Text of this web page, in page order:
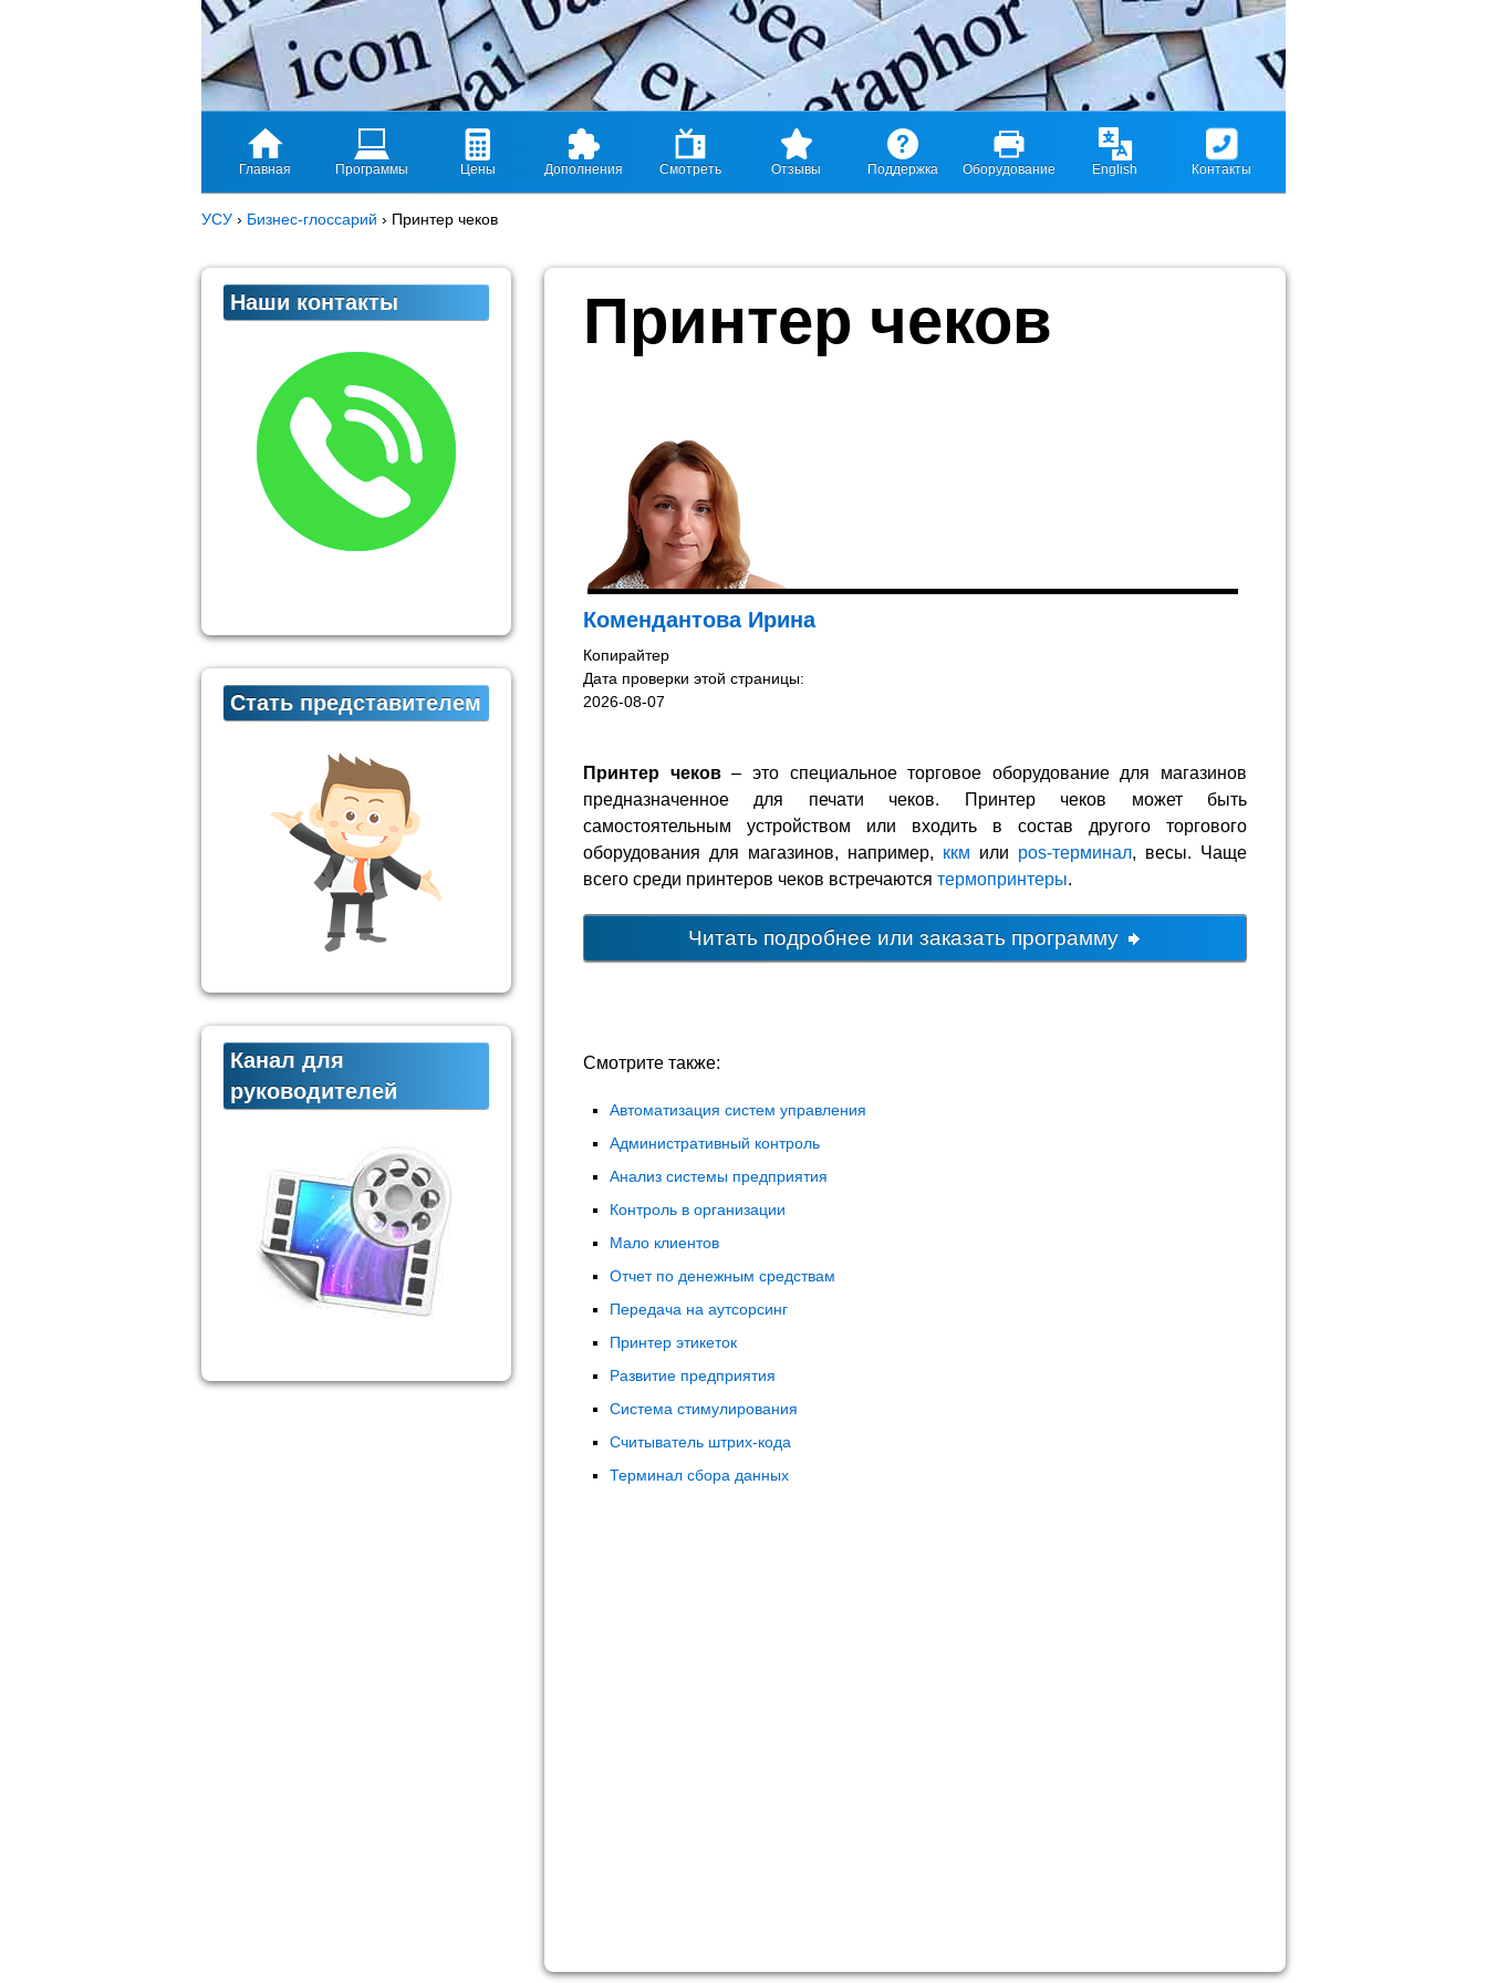
Главная Программы Цены Дополнения Смотреть Отзывы Поддержка Оборудование English Контакты
УСУ › Бизнес-глоссарий › Принтер чеков
Принтер чеков
Комендантова Ирина
Копирайтер
Дата проверки этой страницы:
2026-08-07
Принтер чеков– это специальное торговое оборудование для магазинов
предназначенное для печати чеков. Принтер чеков может быть
самостоятельным устройством или входить в состав другого торгового
оборудования для магазинов, например, ккм или pos-терминал, весы. Чаще
всего среди принтеров чеков встречаются термопринтеры.
Читать подробнее или заказать программу
Смотрите также:
Автоматизация систем управления
Административный контроль
Анализ системы предприятия
Контроль в организации
Мало клиентов
Отчет по денежным средствам
Передача на аутсорсинг
Принтер этикеток
Развитие предприятия
Система стимулирования
Считыватель штрих-кода
Терминал сбора данных
Наши контакты
Стать представителем
Канал для
руководителей